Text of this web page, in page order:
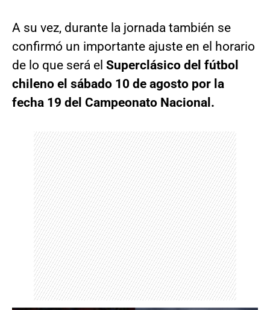
A su vez, durante la jornada también se
confirmó un importante ajuste en el horario
de lo que será el Superclásico del fútbol
chileno el sábado 10 de agosto por la
fecha 19 del Campeonato Nacional.